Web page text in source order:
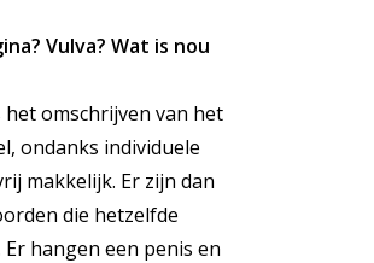
Vulva? Wat is nou
het omschrijven van het
ondanks individuele
makkelijk. Er zijn dan
die hetzelfde
hangen een penis en